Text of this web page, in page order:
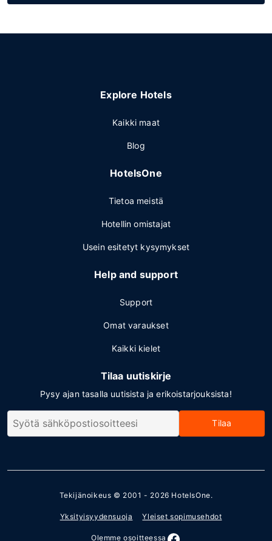
Explore Hotels
Kaikki maat
Blog
HotelsOne
Tietoa meistä
Hotellin omistajat
Usein esitetyt kysymykset
Help and support
Support
Omat varaukset
Kaikki kielet
Tilaa uutiskirje
Pysy ajan tasalla uutisista ja erikoistarjouksista!
Tilaa
Tekijänoikeus © 2001 - 2026 HotelsOne.
Yksityisyydensuoja Yleiset sopimusehdot
Olemme osoitteessa